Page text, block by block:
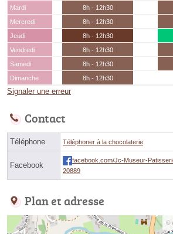
Mardi
8h - 12h30
Mercredi
8h - 12h30
Jeudi
8h - 12h30
Vendredi
8h - 12h30
Samedi
8h - 12h30
Dimanche
8h - 12h30
Signaler une erreur
Contact
Téléphone Téléphoner à la chocolaterie
Facebook
facebook.com/Jc-Museur-
20889
Plan et adresse
©